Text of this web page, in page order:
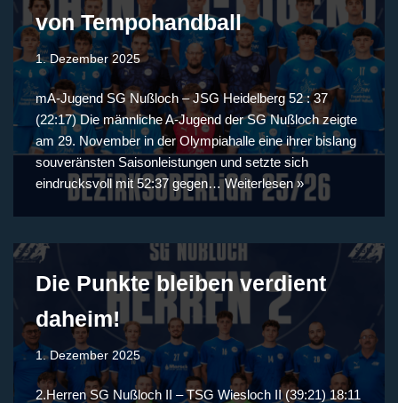
von Tempohandball
1. Dezember 2025
mA-Jugend SG Nußloch – JSG Heidelberg 52 : 37
(22:17) Die männliche A-Jugend der SG Nußloch zeigte
am 29. November in der Olympiahalle eine ihrer bislang
souveränsten Saisonleistungen und setzte sich
eindrucksvoll mit 52:37 gegen…Weiterlesen »
Die Punkte bleiben verdient
daheim!
1. Dezember 2025
2.Herren SG Nußloch II – TSG Wiesloch II (39:21) 18:11